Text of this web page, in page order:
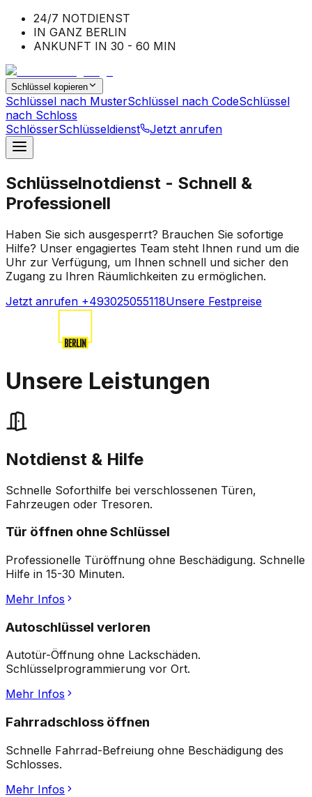
24/7 NOTDIENST
IN GANZ BERLIN
ANKUNFT IN 30 - 60 MIN
Schlüssel kopieren
Schlüssel nach MusterSchlüssel nach CodeSchlüssel
nach Schloss
SchlösserSchlüsseldienst Jetzt anrufen
Schlüsselnotdienst - Schnell &
Professionell
Haben Sie sich ausgesperrt? Brauchen Sie sofortige
Hilfe? Unser engagiertes Team steht Ihnen rund um die
Uhr zur Verfügung, um Ihnen schnell und sicher den
Zugang zu Ihren Räumlichkeiten zu ermöglichen.
Jetzt anrufen +493025055118Unsere Festpreise
Unsere Leistungen
Notdienst & Hilfe
Schnelle Soforthilfe bei verschlossenen Türen,
Fahrzeugen oder Tresoren.
Tür öffnen ohne Schlüssel
Professionelle Türöffnung ohne Beschädigung. Schnelle
Hilfe in 15-30 Minuten.
Mehr Infos
Autoschlüssel verloren
Autotür-Öffnung ohne Lackschäden.
Schlüsselprogrammierung vor Ort.
Mehr Infos
Fahrradschloss öffnen
Schnelle Fahrrad-Befreiung ohne Beschädigung des
Schlosses.
Mehr Infos